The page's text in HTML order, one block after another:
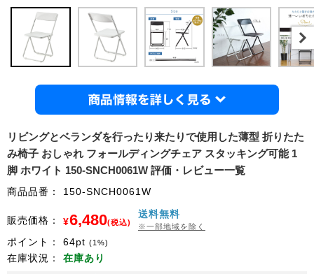
リビングとベランダを行ったり来たりで使用した薄型 折りたた
み椅子 おしゃれ フォールディングチェア スタッキング可能 1
脚 ホワイト 150-SNCH0061W 評価・レビュー一覧
商品品番： 150-SNCH0061W
販売価格： ¥6,480(税込)
送料無料
※一部地域を除く
ポイント： 64pt (1%)
在庫状況： 在庫あり